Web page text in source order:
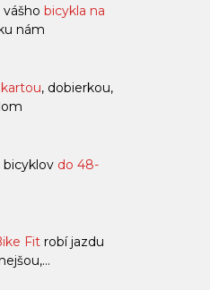
vášho bicykla na
nám
, dobierkou,
bicyklov do 48-
Fit robí jazdu